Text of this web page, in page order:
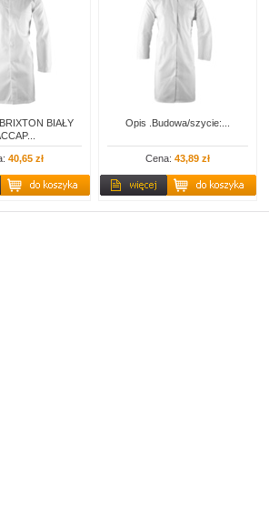
BIAŁY
40,65 zł
Opis .Budowa/szycie:...
Cena: 43,89 zł